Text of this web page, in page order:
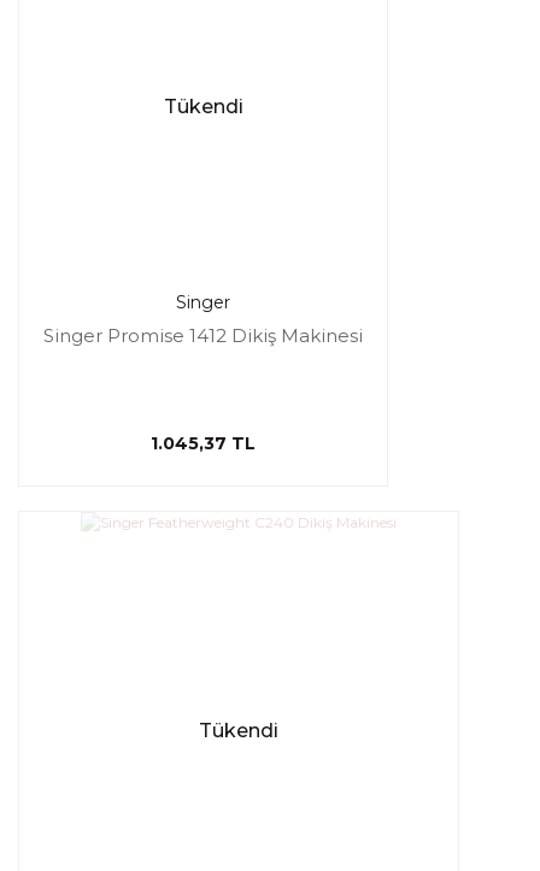
Tükendi
Singer
Singer Promise 1412 Dikiş Makinesi
1.045,37 TL
Tükendi